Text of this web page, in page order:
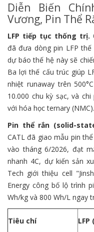
Diễn Biến
Vương, Pin Thể
LFP tiếp tục thống trị.
đã đưa dòng pin LFP
dự báo thế hệ này sẽ
Ba lợi thế cấu trúc giúp
nhiệt runaway trên
10.000 chu kỳ sạc, và
với hóa học ternary (NMC).
Pin thể rắn (solid-
CATL đã giao mẫu pin
vào tháng 6/2026, đạt
nhanh 4C, dự kiến sản
Tech giới thiệu cell
Energy công bố lộ trình
Wh/kg và 800 Wh/L ngay
Tiêu chí LFP